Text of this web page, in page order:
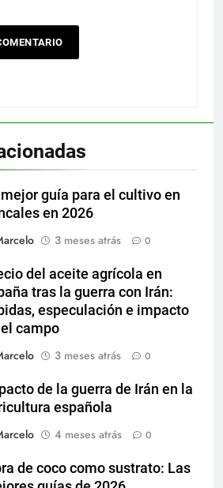
guía para el cultivo en
en 2026
3 meses atrás 0
del aceite agrícola en
tras la guerra con Irán:
especulación e impacto
campo
3 meses atrás 0
de la guerra de Irán en la
española
4 meses atrás 0
de coco como sustrato: Las